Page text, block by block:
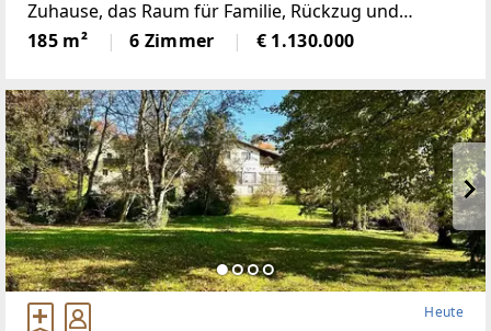
Zuhause, das Raum für Familie, Rückzug und
gemeinsames Leben schafft: Dieses grosszügige
Townhouse mit rund 185 m² Wohnfläche überzeugt
185 m² 6 Zimmer € 1.130.000
Heute